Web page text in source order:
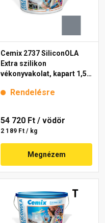
Cemix 2737 SiliconOLA
Extra szilikon
vékonyvakolat, kapart 1,5
Rendelésre
54 720 Ft / vödör
2 189 Ft / kg
Megnézem